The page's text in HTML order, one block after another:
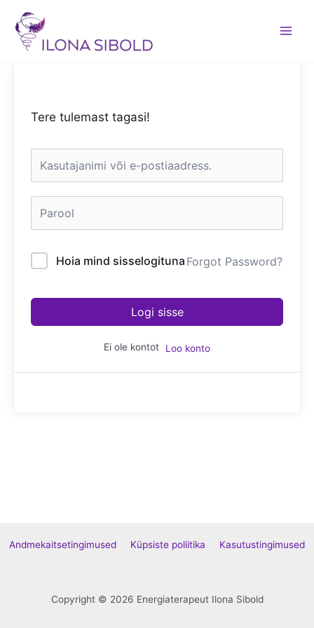
content
Tere tulemast tagasi!
Hoia mind sisselogituna Forgot Password?
Logi sisse
Ei ole kontot Loo konto
Andmekaitsetingimused Küpsiste poliitika Kasutustingimused
Copyright © 2026 Energiaterapeut Ilona Sibold